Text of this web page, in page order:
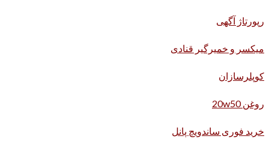
رپورتاژ آگهی
میکسر و خمیرگیر قنادی
کوپلرسازان
روغن 20w50
خرید فوری ساندویچ پانل